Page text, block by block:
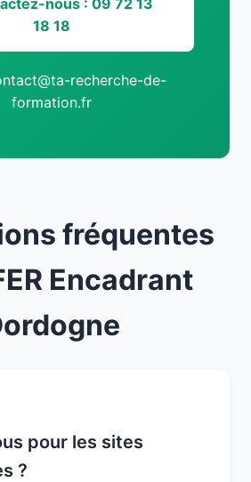
nous : 09 72 13
18 18
recherche-de-
formation.fr
fréquentes
Encadrant
pour les sites
?